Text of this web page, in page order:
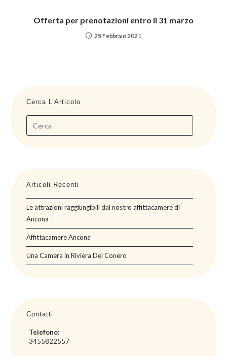
Offerta per prenotazioni entro il 31 marzo
25 Febbraio 2021
Cerca L’Articolo
Articoli Recenti
Le attrazioni raggiungibili dal nostro affittacamere di
Ancona
Affittacamere Ancona
Una Camera in Riviera Del Conero
Contatti
Telefono:
3455822557